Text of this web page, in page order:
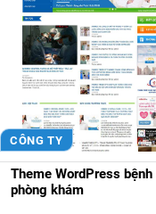
CÔNG TY
Theme WordPress bệnh
phòng khám